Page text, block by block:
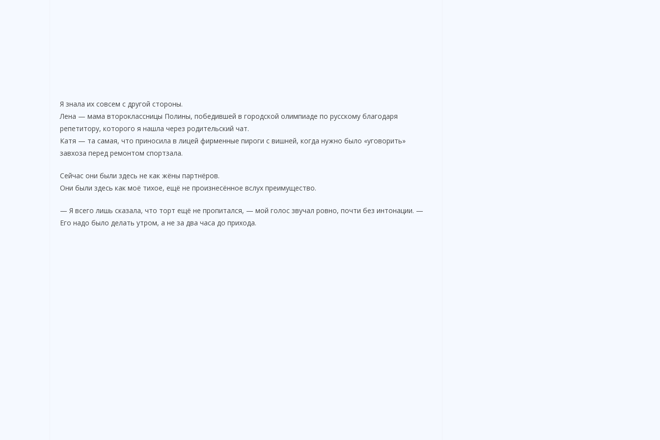
Я знала их совсем с другой стороны.
Лена — мама второклассницы Полины, победившей в городской олимпиаде по русскому благодаря
репетитору, которого я нашла через родительский чат.
Катя — та самая, что приносила в лицей фирменные пироги с вишней, когда нужно было «уговорить»
завхоза перед ремонтом спортзала.
Сейчас они были здесь не как жёны партнёров.
Они были здесь как моё тихое, ещё не произнесённое вслух преимущество.
— Я всего лишь сказала, что торт ещё не пропитался, — мой голос звучал ровно, почти без интонации. —
Его надо было делать утром, а не за два часа до прихода.